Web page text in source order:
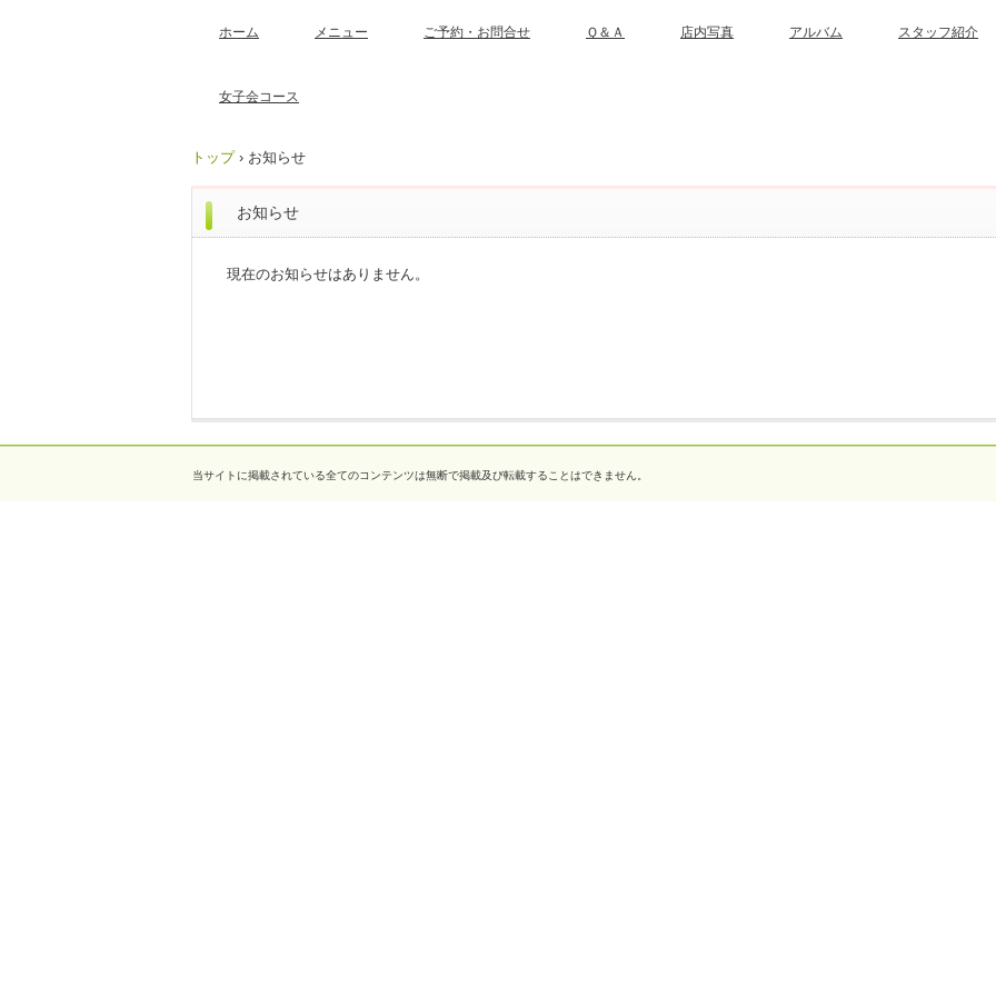
ホーム メニュー ご予約・お問合せ Ｑ＆Ａ 店内写真 アルバム スタッフ紹介
女子会コース
トップ › お知らせ
お知らせ
現在のお知らせはありません。
当サイトに掲載されている全てのコンテンツは無断で掲載及び転載することはできません。